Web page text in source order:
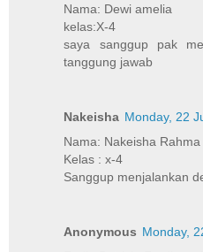
Nama: Dewi amelia
kelas:X-4
saya sanggup pak
tanggung jawab
Nakeisha Monday, 22
Nama: Nakeisha Rahma
Kelas : x-4
Sanggup menjalankan
Anonymous Monday,